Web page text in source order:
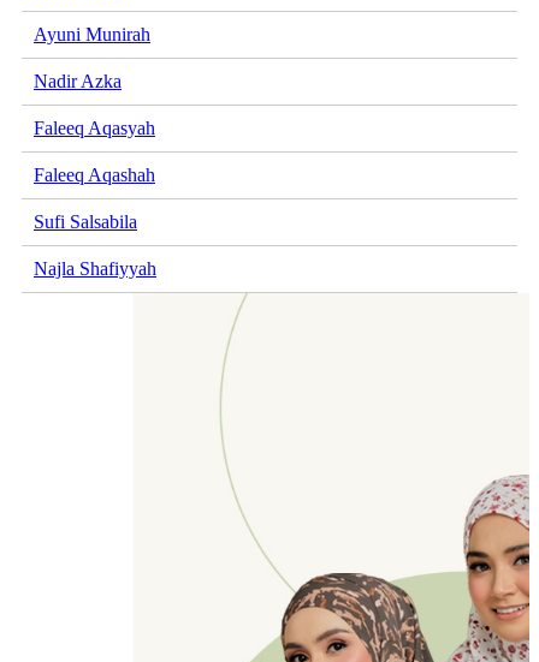
Ayuni Munirah
Nadir Azka
Faleeq Aqasyah
Faleeq Aqashah
Sufi Salsabila
Najla Shafiyyah